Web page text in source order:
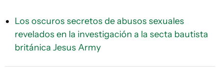
Los oscuros secretos de abusos sexuales
revelados en la investigación a la secta bautista
británica Jesus Army